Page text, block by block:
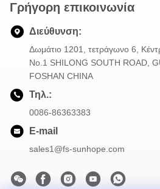
Γρήγορη επικοινωνία
Διεύθυνση:
Δωμάτιο 1201, τετράγωνο 6,
Νο.1 SHILONG SOUTH ROAD,
FOSHAN CHINA
Τηλ.:
0086-86363383
E-mail
sales1@fs-sunhope.com